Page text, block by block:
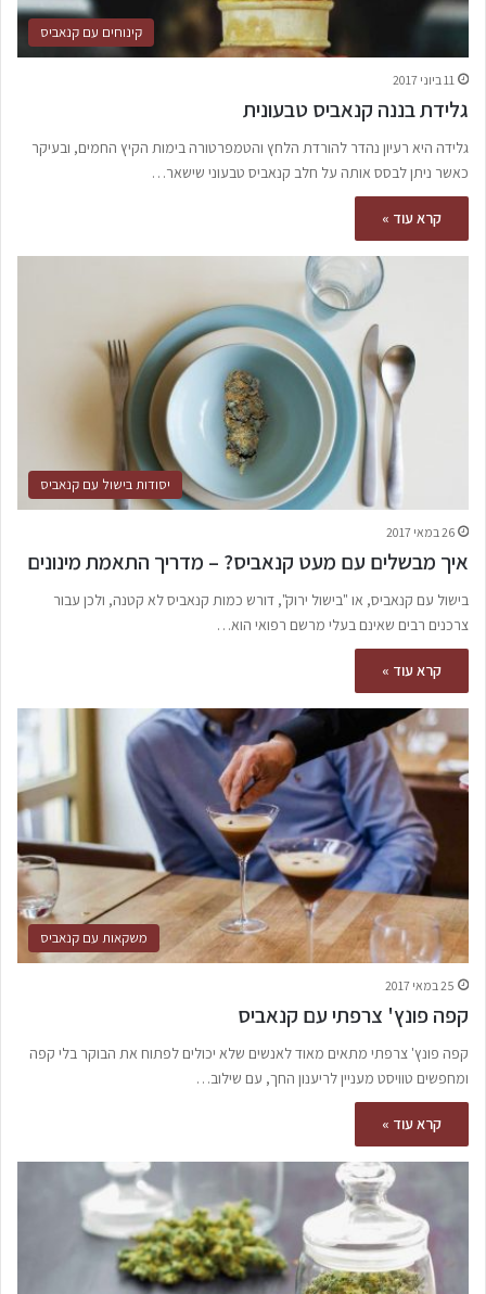
קינוחים עם קנאביס
11 ביוני 2017
גלידת בננה קנאביס טבעונית
גלידה היא רעיון נהדר להורדת הלחץ והטמפרטורה בימות הקיץ החמים, ובעיקר
כאשר ניתן לבסס אותה על חלב קנאביס טבעוני שישאר…
קרא עוד »
יסודות בישול עם קנאביס
26 במאי 2017
איך מבשלים עם מעט קנאביס? – מדריך התאמת מינונים
בישול עם קנאביס, או "בישול ירוק", דורש כמות קנאביס לא קטנה, ולכן עבור
צרכנים רבים שאינם בעלי מרשם רפואי הוא…
קרא עוד »
משקאות עם קנאביס
25 במאי 2017
קפה פונץ' צרפתי עם קנאביס
קפה פונץ' צרפתי מתאים מאוד לאנשים שלא יכולים לפתוח את הבוקר בלי קפה
ומחפשים טוויסט מעניין לריענון החך, עם שילוב…
קרא עוד »